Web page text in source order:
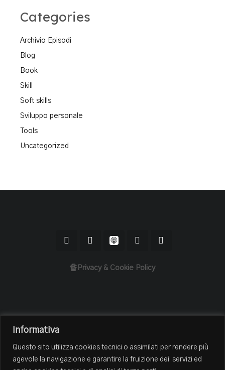
Informativa
Questo sito utilizza cookies tecnici o assimilati per rendere più
agevole la navigazione e garantire la fruizione dei servizi ed
Categories
Archivio Episodi
Blog
Book
Skill
Soft skills
Sviluppo personale
Tools
Uncategorized
🔏Privacy & Cookie Policy
Chi sono